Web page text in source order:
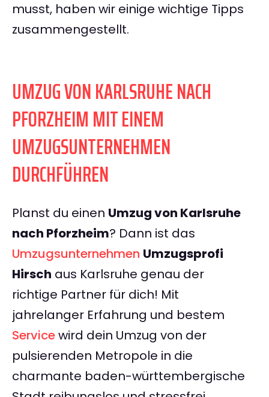
musst, haben wir einige wichtige Tipps
zusammengestellt.
UMZUG VON KARLSRUHE NACH
PFORZHEIM MIT EINEM
UMZUGSUNTERNEHMEN
DURCHFÜHREN
Planst du einen Umzug von Karlsruhe
nach Pforzheim? Dann ist das
Umzugsunternehmen Umzugsprofi
Hirsch aus Karlsruhe genau der
richtige Partner für dich! Mit
jahrelanger Erfahrung und bestem
Servicewird dein Umzug von der
pulsierenden Metropole in die
charmante baden-württembergische